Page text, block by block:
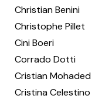
Christian Benini
Christophe Pillet
Cini Boeri
Corrado Dotti
Cristian Mohaded
Cristina Celestino